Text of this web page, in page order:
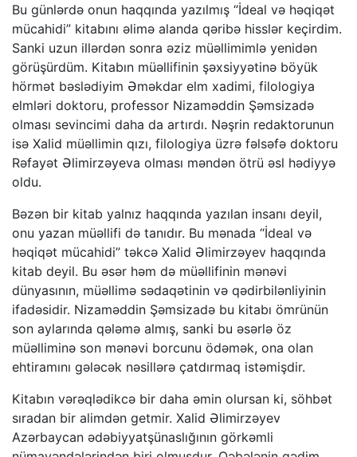
Bu günlərdə onun haqqında yazılmış “İdeal və həqiqət
mücahidi” kitabını əlimə alanda qəribə hisslər keçirdim.
Sanki uzun illərdən sonra əziz müəllimimlə yenidən
görüşürdüm. Kitabın müəllifinin şəxsiyyətinə böyük
hörmət bəslədiyim Əməkdar elm xadimi, filologiya
elmləri doktoru, professor Nizaməddin Şəmsizadə
olması sevincimi daha da artırdı. Nəşrin redaktorunun
isə Xalid müəllimin qızı, filologiya üzrə fəlsəfə doktoru
Rəfayət Əlimirzəyeva olması məndən ötrü əsl hədiyyə
oldu.
Bəzən bir kitab yalnız haqqında yazılan insanı deyil,
onu yazan müəllifi də tanıdır. Bu mənada “İdeal və
həqiqət mücahidi” təkcə Xalid Əlimirzəyev haqqında
kitab deyil. Bu əsər həm də müəllifinin mənəvi
dünyasının, müəllimə sədaqətinin və qədirbilənliyinin
ifadəsidir. Nizaməddin Şəmsizadə bu kitabı ömrünün
son aylarında qələmə almış, sanki bu əsərlə öz
müəlliminə son mənəvi borcunu ödəmək, ona olan
ehtiramını gələcək nəsillərə çatdırmaq istəmişdir.
Kitabın vərəqlədikcə bir daha əmin olursan ki, söhbət
sıradan bir alimdən getmir. Xalid Əlimirzəyev
Azərbaycan ədəbiyyatşünaslığının görkəmli